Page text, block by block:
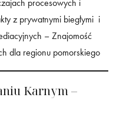
procesowych i
z prywatnymi biegłymi i
– Znajomość
dla regionu pomorskiego
Karnym –